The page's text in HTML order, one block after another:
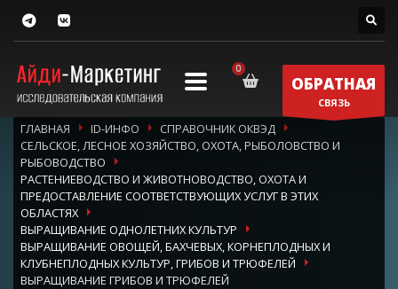
ОБРАТНАЯ
СВЯЗЬ
ГЛАВНАЯ ID-ИНФО
СПРАВОЧНИК ОКВЭД
СЕЛЬСКОЕ, ЛЕСНОЕ ХОЗЯЙСТВО, ОХОТА, РЫБОЛОВСТВО И
РЫБОВОДСТВО
РАСТЕНИЕВОДСТВО И ЖИВОТНОВОДСТВО, ОХОТА И
ПРЕДОСТАВЛЕНИЕ СООТВЕТСТВУЮЩИХ УСЛУГ В ЭТИХ
ОБЛАСТЯХ
ВЫРАЩИВАНИЕ ОДНОЛЕТНИХ КУЛЬТУР
ВЫРАЩИВАНИЕ ОВОЩЕЙ, БАХЧЕВЫХ, КОРНЕПЛОДНЫХ И
КЛУБНЕПЛОДНЫХ КУЛЬТУР, ГРИБОВ И ТРЮФЕЛЕЙ
ВЫРАЩИВАНИЕ ГРИБОВ И ТРЮФЕЛЕЙ